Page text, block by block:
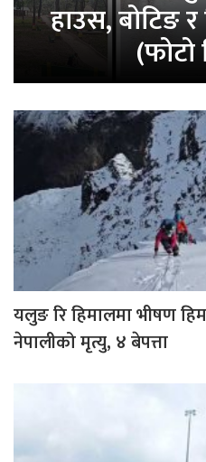
हाउस, बोटिङ र
यलुङ रि हिमालमा भीषण
नेपालीको मृत्यु, ४ बेपत्ता